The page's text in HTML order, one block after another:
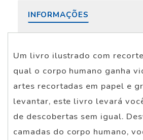
INFORMAÇÕES
Um livro ilustrado com
qual o corpo humano ganha
artes recortadas em papel e
levantar, este livro levará
de descobertas sem igual.
camadas do corpo humano,